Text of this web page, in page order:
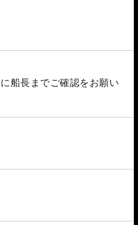
船長までご確認をお願い